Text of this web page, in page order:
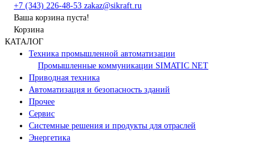
+7 (343) 226-48-53 zakaz@sikraft.ru
Ваша корзина пуста!
Корзина
КАТАЛОГ
Техника промышленной автоматизации
Промышленные коммуникации SIMATIC NET
Приводная техника
Автоматизация и безопасность зданий
Прочее
Сервис
Системные решения и продукты для отраслей
Энергетика